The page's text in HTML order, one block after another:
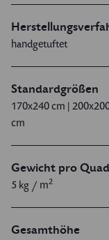
handgetuftet
Standardgrößen
170x240 cm |
cm
Gewicht pro
5 kg / m2
Gesamthöhe